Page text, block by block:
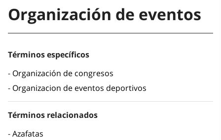
Organización de eventos
Términos específicos
Organización de congresos
Organizacion de eventos deportivos
Términos relacionados
Azafatas